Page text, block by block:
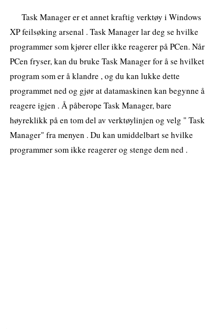
Task Manager er et annet kraftig verktøy i Windows
XP feilsøking arsenal . Task Manager lar deg se hvilke
programmer som kjører eller ikke reagerer på PCen. Når
PCen fryser, kan du bruke Task Manager for å se hvilket
program som er å klandre , og du kan lukke dette
programmet ned og gjør at datamaskinen kan begynne å
reagere igjen . Å påberope Task Manager, bare
høyreklikk på en tom del av verktøylinjen og velg " Task
Manager" fra menyen . Du kan umiddelbart se hvilke
programmer som ikke reagerer og stenge dem ned .